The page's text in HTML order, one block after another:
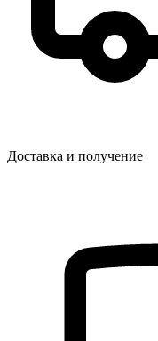
Доставка и получение